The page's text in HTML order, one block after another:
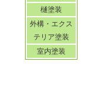
樋塗装
外構・エクス
テリア塗装
室内塗装